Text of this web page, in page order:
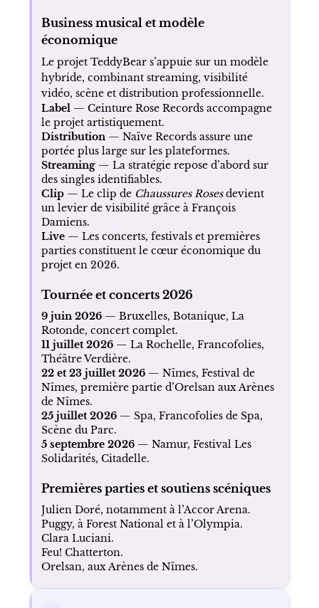
Business musical et modèle
économique
Le projet TeddyBear s’appuie sur un modèle
hybride, combinant streaming, visibilité
vidéo, scène et distribution professionnelle.
Label— Ceinture Rose Records accompagne
le projet artistiquement.
Distribution— Naïve Records assure une
portée plus large sur les plateformes.
Streaming— La stratégie repose d’abord sur
des singles identifiables.
Clip— Le clip de Chaussures Rosesdevient
un levier de visibilité grâce à François
Damiens.
Live— Les concerts, festivals et premières
parties constituent le cœur économique du
projet en 2026.
Tournée et concerts 2026
9 juin 2026— Bruxelles, Botanique, La
Rotonde, concert complet.
11 juillet 2026— La Rochelle, Francofolies,
Théâtre Verdière.
22 et 23 juillet 2026— Nîmes, Festival de
Nîmes, première partie d’Orelsan aux Arènes
de Nîmes.
25 juillet 2026— Spa, Francofolies de Spa,
Scène du Parc.
5 septembre 2026— Namur, Festival Les
Solidarités, Citadelle.
Premières parties et soutiens scéniques
Julien Doré, notamment à l’Accor Arena.
Puggy, à Forest National et à l’Olympia.
Clara Luciani.
Feu! Chatterton.
Orelsan, aux Arènes de Nîmes.